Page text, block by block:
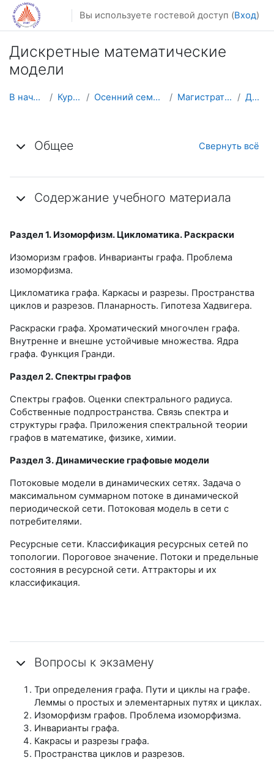
Перейти к основному содержанию
Вы используете гостевой доступ (Вход)
Дискретные математические
модели
В начало Курсы Осенний семестр Магистратура ДММ
Общее Свернуть всё
Содержание учебного материала
Раздел 1. Изоморфизм. Цикломатика. Раскраски
Изоморизм графов. Инварианты графа. Проблема
изоморфизма.
Цикломатика графа. Каркасы и разрезы. Пространства
циклов и разрезов. Планарность. Гипотеза Хадвигера.
Раскраски графа. Хроматический многочлен графа.
Внутренне и внешне устойчивые множества. Ядра
графа. Функция Гранди.
Раздел 2. Спектры графов
Спектры графов. Оценки спектрального радиуса.
Собственные подпространства. Связь спектра и
структуры графа. Приложения спектральной теории
графов в математике, физике, химии.
Раздел 3. Динамические графовые модели
Потоковые модели в динамических сетях. Задача о
максимальном суммарном потоке в динамической
периодической сети. Потоковая модель в сети с
потребителями.
Ресурсные сети. Классификация ресурсных сетей по
топологии. Пороговое значение. Потоки и предельные
состояния в ресурсной сети. Аттракторы и их
классификация.
Вопросы к экзамену
Три определения графа. Пути и циклы на графе.
Леммы о простых и элементарных путях и циклах.
Изоморфизм графов. Проблема изоморфизма.
Инварианты графа.
Какрасы и разрезы графа.
Пространства циклов и разрезов.